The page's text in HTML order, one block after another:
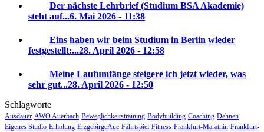
Der nächste Lehrbrief (Studium BSA Akademie)
steht auf...6. Mai 2026 - 11:38
Eins haben wir beim Studium in Berlin wieder
festgestellt:...28. April 2026 - 12:58
Meine Laufumfänge steigere ich jetzt wieder, was
sehr gut...28. April 2026 - 12:50
Schlagworte
Ausdauer AWO Auerbach Beweglichkeitstraining Bodybuilding Coaching Dehnen
Eigenes Studio Erholung ErzgebirgeAue Fahrtspiel Fitness Frankfurt-Marathin Frankfurt-